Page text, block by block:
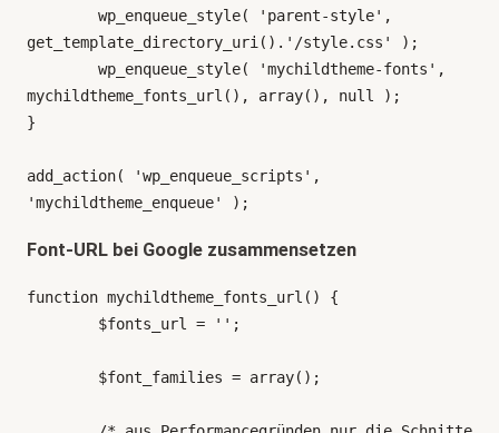
get_template_directory_uri().'/style.css' );
mychildtheme_fonts_url(), array(), null );
}
add_action( 'wp_enqueue_scripts',
'mychildtheme_enqueue' );
Font-URL bei Google zusammensetzen
function mychildtheme_fonts_url() {